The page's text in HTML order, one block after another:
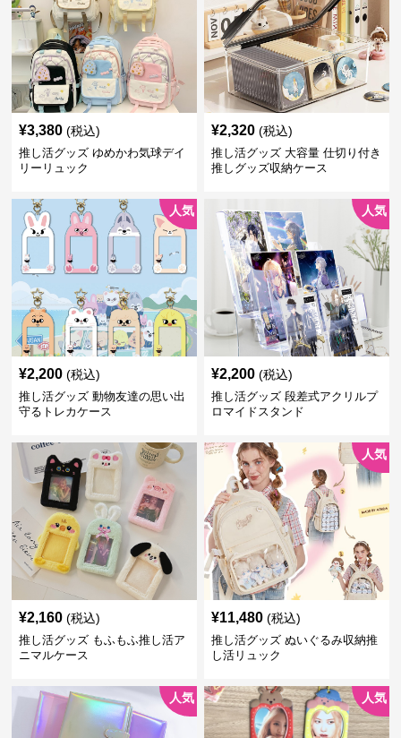
¥3,380 (税込)
推し活グッズ ゆめかわ気球デイ
リーリュック
¥2,320 (税込)
推し活グッズ 大容量 仕切り付き
推しグッズ収納ケース
人気
¥2,200 (税込)
推し活グッズ 動物友達の思い出
守るトレカケース
人気
¥2,200 (税込)
推し活グッズ 段差式アクリルプ
ロマイドスタンド
¥2,160 (税込)
推し活グッズ もふもふ推し活ア
ニマルケース
人気
¥11,480 (税込)
推し活グッズ ぬいぐるみ収納推
し活リュック
人気 人気